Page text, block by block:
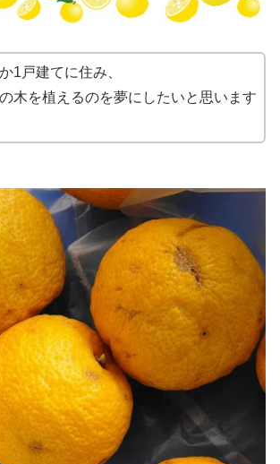
1戸建てに住み、
木を植えるのを夢にしたいと思います